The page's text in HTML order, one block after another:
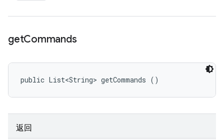
getCommands
public List<String> getCommands ()
返回